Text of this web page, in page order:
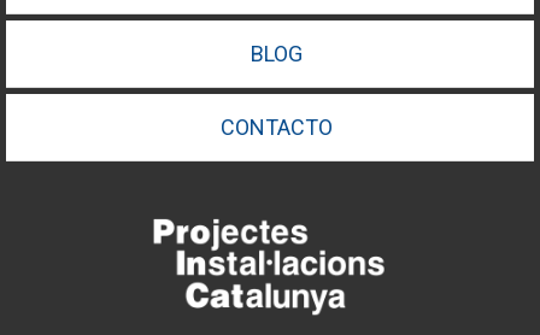
BLOG
CONTACTO